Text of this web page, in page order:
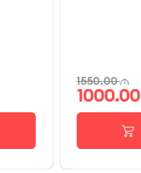
1550.00
1000.00